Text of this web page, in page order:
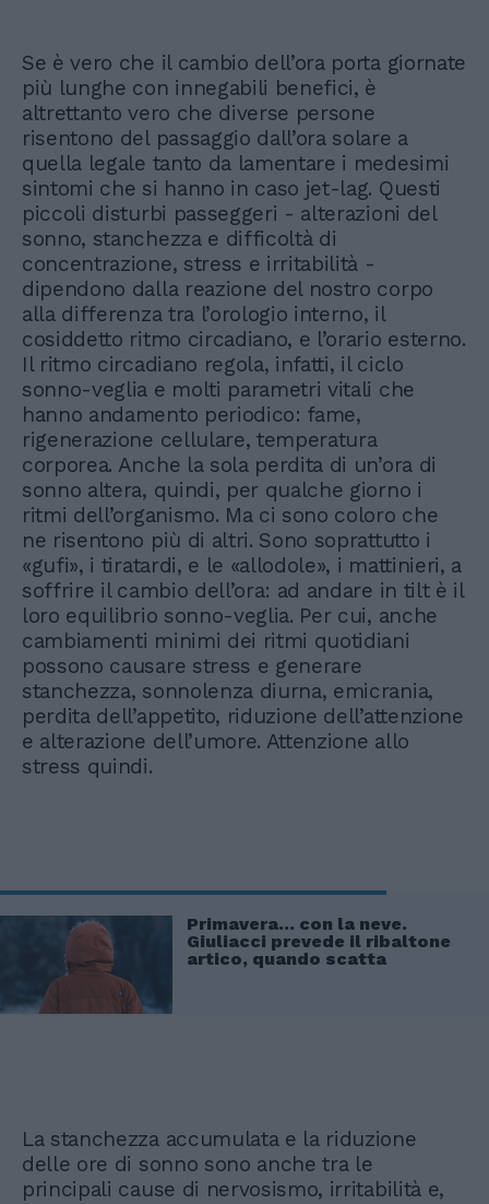
Se è vero che il cambio dell’ora porta giornate
più lunghe con innegabili benefici, è
altrettanto vero che diverse persone
risentono del passaggio dall’ora solare a
quella legale tanto da lamentare i medesimi
sintomi che si hanno in caso jet-lag. Questi
piccoli disturbi passeggeri - alterazioni del
sonno, stanchezza e difficoltà di
concentrazione, stress e irritabilità -
dipendono dalla reazione del nostro corpo
alla differenza tra l’orologio interno, il
cosiddetto ritmo circadiano, e l’orario esterno.
Il ritmo circadiano regola, infatti, il ciclo
sonno-veglia e molti parametri vitali che
hanno andamento periodico: fame,
rigenerazione cellulare, temperatura
corporea. Anche la sola perdita di un’ora di
sonno altera, quindi, per qualche giorno i
ritmi dell’organismo. Ma ci sono coloro che
ne risentono più di altri. Sono soprattutto i
«gufi», i tiratardi, e le «allodole», i mattinieri, a
soffrire il cambio dell’ora: ad andare in tilt è il
loro equilibrio sonno-veglia. Per cui, anche
cambiamenti minimi dei ritmi quotidiani
possono causare stress e generare
stanchezza, sonnolenza diurna, emicrania,
perdita dell’appetito, riduzione dell’attenzione
e alterazione dell’umore. Attenzione allo
stress quindi.
Primavera... con la neve.
Giuliacci prevede il ribaltone
artico, quando scatta
La stanchezza accumulata e la riduzione
delle ore di sonno sono anche tra le
principali cause di nervosismo, irritabilità e,